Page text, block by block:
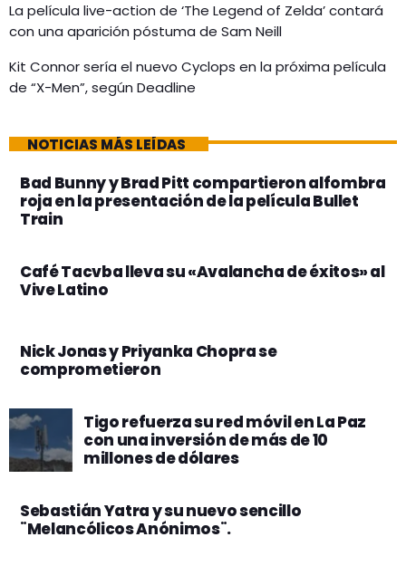
La película live-action de ‘The Legend of Zelda’ contará
con una aparición póstuma de Sam Neill
Kit Connor sería el nuevo Cyclops en la próxima película
de “X-Men”, según Deadline
NOTICIAS MÁS LEÍDAS
Bad Bunny y Brad Pitt compartieron alfombra
roja en la presentación de la película Bullet
Train
Café Tacvba lleva su «Avalancha de éxitos» al
Vive Latino
Nick Jonas y Priyanka Chopra se
comprometieron
Tigo refuerza su red móvil en La Paz
con una inversión de más de 10
millones de dólares
Sebastián Yatra y su nuevo sencillo
¨Melancólicos Anónimos¨.